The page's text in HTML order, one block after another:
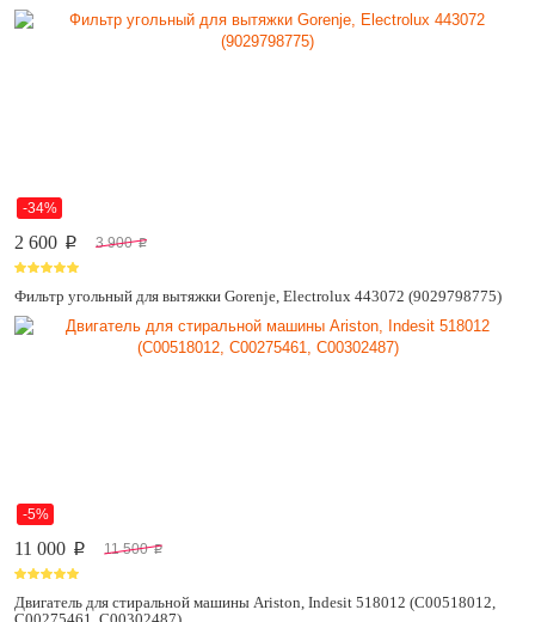
-34%
2 600 p 3 900 p
Фильтр угольный для вытяжки Gorenje, Electrolux 443072 (9029798775)
-5%
11 000 p 11 500 p
Двигатель для стиральной машины Ariston, Indesit 518012 (C00518012,